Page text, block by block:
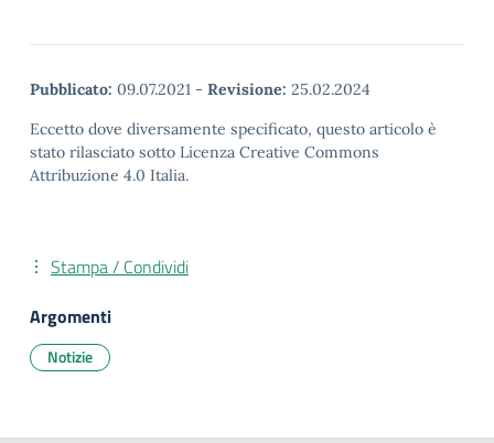
Pubblicato: 09.07.2021 - Revisione: 25.02.2024
Eccetto dove diversamente specificato, questo articolo è
stato rilasciato sotto Licenza Creative Commons
Attribuzione 4.0 Italia.
Stampa / Condividi
Argomenti
Notizie